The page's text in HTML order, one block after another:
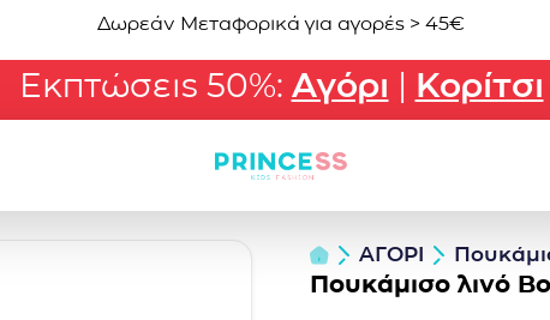
Δωρεάν Μεταφορικά για αγορές > 45€
Εκπτώσεις 50%: Αγόρι | Κορίτσι
ΑΓΟΡΙ
Πουκάμισο λινό